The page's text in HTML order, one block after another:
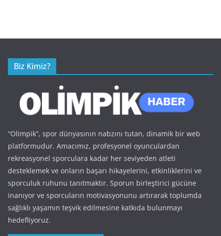
Biz Kimiz?
“Olimpik”, spor dünyasının nabzını tutan, dinamik bir web
platformudur. Amacımız, profesyonel oyunculardan
rekreasyonel sporculara kadar her seviyeden atleti
desteklemek ve onların başarı hikayelerini, etkinliklerini ve
sporculuk ruhunu tanıtmaktır. Sporun birleştirici gücüne
inanıyor ve sporcuların motivasyonunu artırarak toplumda
sağlıklı yaşamın teşvik edilmesine katkıda bulunmayı
hedefliyoruz.